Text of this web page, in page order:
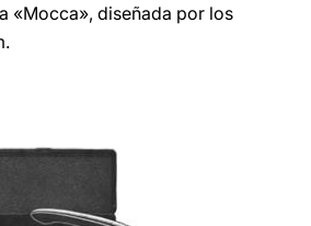
«Mocca», diseñada por los